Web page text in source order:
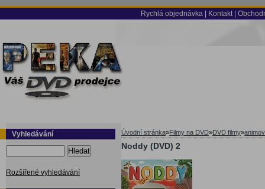
Rychlá objednávka Kontakt
Vyhledávání
Hledat
Rozšířené vyhledávání
Úvodní stránka»Filmy na DVD»DVD filmy»
Noddy (DVD) 2